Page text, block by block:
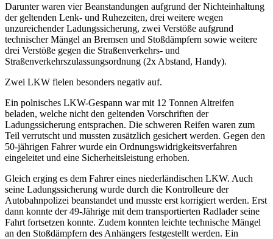
Darunter waren vier Beanstandungen aufgrund der Nichteinhaltung
der geltenden Lenk- und Ruhezeiten, drei weitere wegen
unzureichender Ladungssicherung, zwei Verstöße aufgrund
technischer Mängel an Bremsen und Stoßdämpfern sowie weitere
drei Verstöße gegen die Straßenverkehrs- und
Straßenverkehrszulassungsordnung (2x Abstand, Handy).
Zwei LKW fielen besonders negativ auf.
Ein polnisches LKW-Gespann war mit 12 Tonnen Altreifen
beladen, welche nicht den geltenden Vorschriften der
Ladungssicherung entsprachen. Die schweren Reifen waren zum
Teil verrutscht und mussten zusätzlich gesichert werden. Gegen den
50-jährigen Fahrer wurde ein Ordnungswidrigkeitsverfahren
eingeleitet und eine Sicherheitsleistung erhoben.
Gleich erging es dem Fahrer eines niederländischen LKW. Auch
seine Ladungssicherung wurde durch die Kontrolleure der
Autobahnpolizei beanstandet und musste erst korrigiert werden. Erst
dann konnte der 49-Jährige mit dem transportierten Radlader seine
Fahrt fortsetzen konnte. Zudem konnten leichte technische Mängel
an den Stoßdämpfern des Anhängers festgestellt werden. Ein